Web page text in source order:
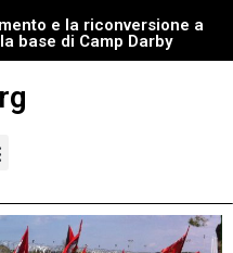
e la riconversione a
base di Camp Darby